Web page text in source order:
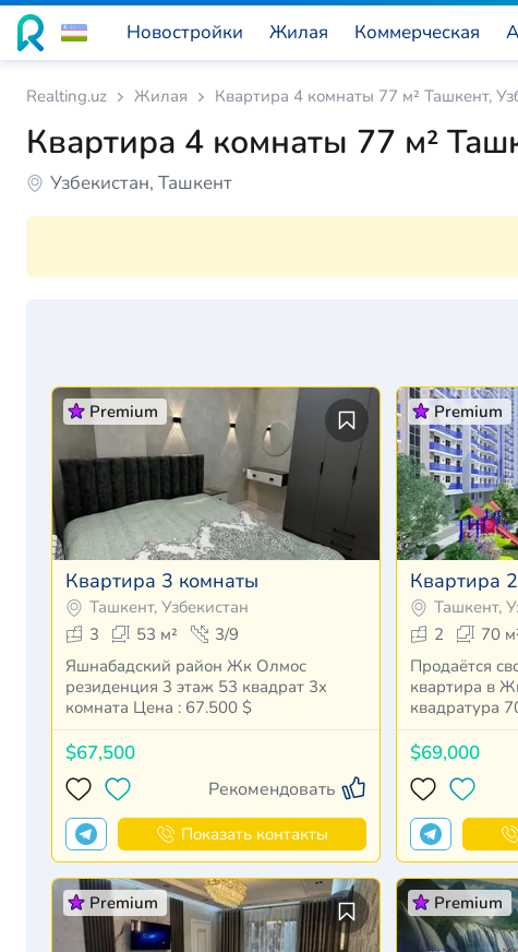
Новостройки Жилая Коммерческая
Realting.uz Жилая Квартира 4 комнаты 77 м² Ташкент,
Квартира 4 комнаты 77 м²
Узбекистан, Ташкент
Premium
Квартира 3 комнаты
Ташкент, Узбекистан
3
53 м²
3/9
Яшнабадский район Жк Олмос
резиденция 3 этаж 53 квадрат 3x
комната Цена : 67.500 $
$67,500
Рекомендовать
Показать контакты
Premium
Квартира
Ташкент,
2
70
Продаётся
квартира в
$69,000
Premium Premium